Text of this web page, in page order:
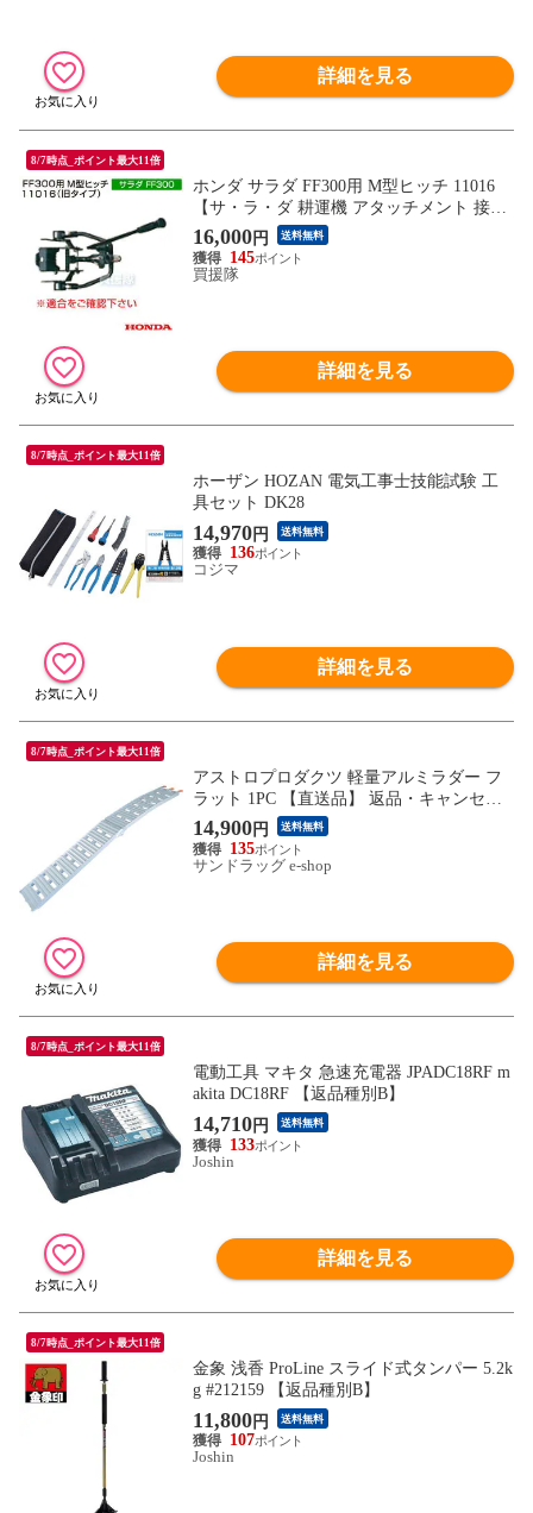
詳細を見る
8/7時点_ポイント最大11倍
ホンダ サラダ FF300用 M型ヒッチ 11016
【サ・ラ・ダ 耕運機 アタッチメント 接続
部品】【おしゃれ おすすめ】
16,000円 送料無料
145
買援隊
詳細を見る
8/7時点_ポイント最大11倍
ホーザン HOZAN 電気工事士技能試験 工
具セット DK28
14,970円 送料無料
136
コジマ
詳細を見る
8/7時点_ポイント最大11倍
アストロプロダクツ 軽量アルミラダー フ
ラット 1PC 【直送品】 返品・キャンセ
ル・他商品と同時購入は不可
14,900円 送料無料
135
サンドラッグ e-shop
詳細を見る
8/7時点_ポイント最大11倍
電動工具 マキタ 急速充電器 JPADC18RF m
akita DC18RF 【返品種別B】
14,710円 送料無料
133
Joshin
詳細を見る
8/7時点_ポイント最大11倍
金象 浅香 ProLine スライド式タンパー 5.2k
g #212159 【返品種別B】
11,800円 送料無料
107
Joshin